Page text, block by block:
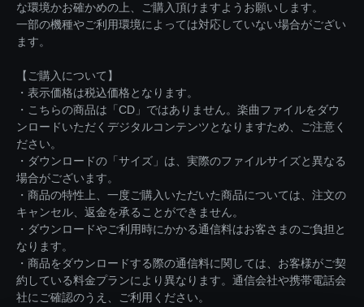
な環境かお確かめの上、ご購入頂けますようお願いします。
一部の機種やご利用環境によっては対応していない場合がござい
ます。
【ご購入について】
・表示価格は税込価格となります。
・こちらの商品は「CD」ではありません。楽曲ファイルをダウ
ンロードいただくデジタルコンテンツとなりますため、ご注意く
ださい。
・ダウンロードの「サイズ」は、実際のファイルサイズと異なる
場合がございます。
・商品の特性上、一度ご購入いただいた商品については、注文の
キャンセル、返金を承ることができません。
・ダウンロードやご利用時にかかる通信料はお客さまのご負担と
なります。
・商品をダウンロードする際の通信料に関しては、お客様がご契
約している料金プランにより異なります。通信会社や携帯電話会
社にご確認のうえ、ご利用ください。